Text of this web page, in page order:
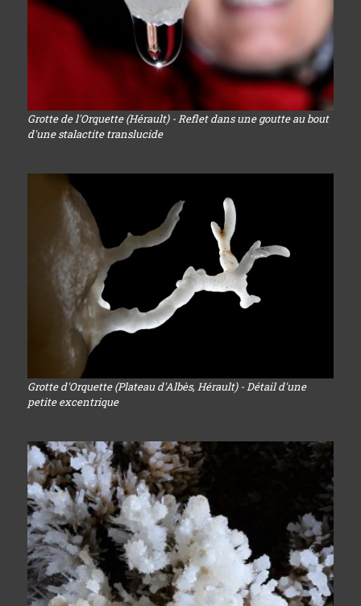
Grotte de l'Orquette (Hérault) - Reflet dans une goutte au bout
d'une stalactite translucide
Grotte d'Orquette (Plateau d'Albès, Hérault) - Détail d'une
petite excentrique